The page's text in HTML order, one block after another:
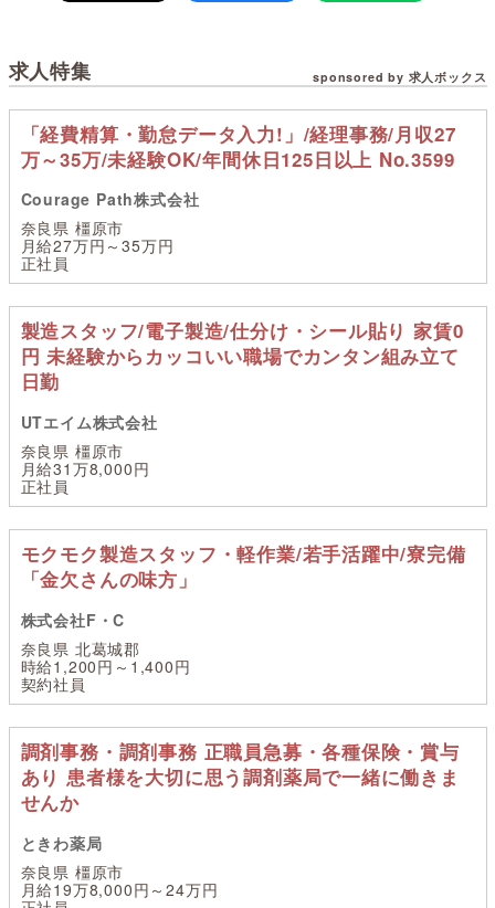
求人特集 sponsored by 求人ボックス
「経費精算・勤怠データ入力!」/経理事務/月収27
万～35万/未経験OK/年間休日125日以上 No.3599
Courage Path株式会社
奈良県 橿原市
月給27万円～35万円
正社員
製造スタッフ/電子製造/仕分け・シール貼り 家賃0
円 未経験からカッコいい職場でカンタン組み立て
日勤
UTエイム株式会社
奈良県 橿原市
月給31万8,000円
正社員
モクモク製造スタッフ・軽作業/若手活躍中/寮完備
「金欠さんの味方」
株式会社F・C
奈良県 北葛城郡
時給1,200円～1,400円
契約社員
調剤事務・調剤事務 正職員急募・各種保険・賞与
あり 患者様を大切に思う調剤薬局で一緒に働きま
せんか
ときわ薬局
奈良県 橿原市
月給19万8,000円～24万円